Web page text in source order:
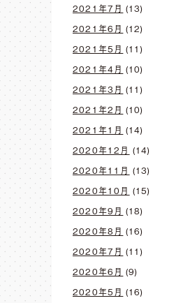
2021年7月 (13)
2021年6月 (12)
2021年5月 (11)
2021年4月 (10)
2021年3月 (11)
2021年2月 (10)
2021年1月 (14)
2020年12月 (14)
2020年11月 (13)
2020年10月 (15)
2020年9月 (18)
2020年8月 (16)
2020年7月 (11)
2020年6月 (9)
2020年5月 (16)